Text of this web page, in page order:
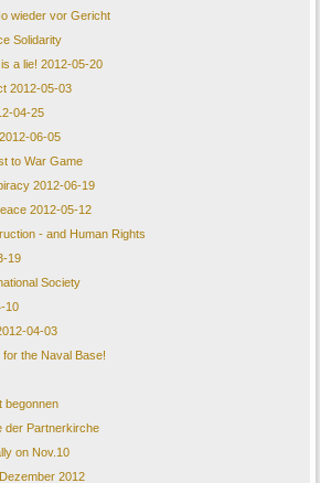
wieder vor Gericht
Solidarity
a lie! 2012-05-20
2012-05-03
04-25
06-05
to War Game
2012-06-19
2012-05-12
- and Human Rights
19
Society
10
04-03
the Naval Base!
begonnen
der Partnerkirche
on Nov.10
2012